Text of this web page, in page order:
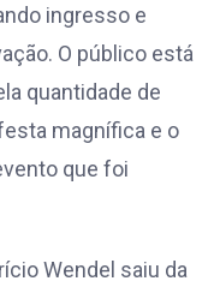
ingresso e
O público está
quantidade de
magnífica e o
que foi
Wendel saiu da